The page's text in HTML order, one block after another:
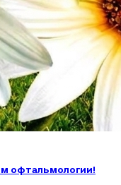
офтальмологии!